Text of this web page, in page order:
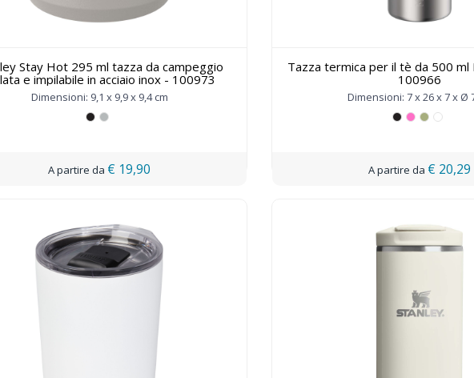
Stay Hot 295 ml tazza da campeggio
e impilabile in acciaio inox - 100973
Dimensioni: 9,1 x 9,9 x 9,4 cm
€ 19,90
Tazza termica per il tè da 500 ml
100966
Dimensioni: 7 x 26 x 7 x Ø
€ 20,29